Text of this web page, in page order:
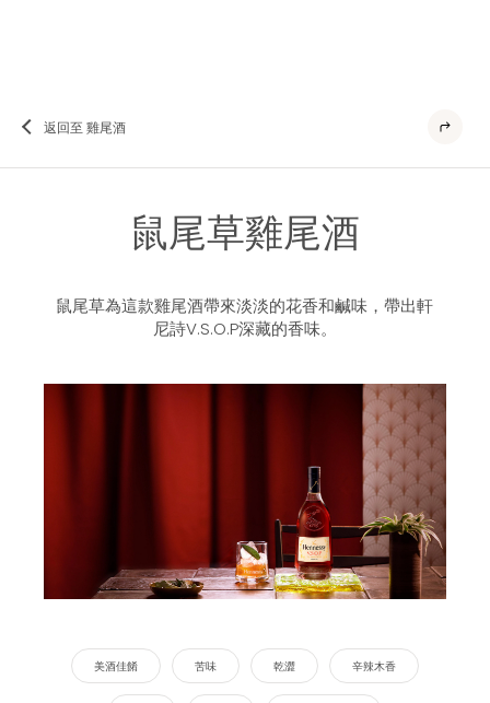
返回至 雞尾酒
鼠尾草雞尾酒
鼠尾草為這款雞尾酒帶來淡淡的花香和鹹味，帶出軒
尼詩V.S.O.P深藏的香味。
美酒佳餚 苦味 乾澀 辛辣木香